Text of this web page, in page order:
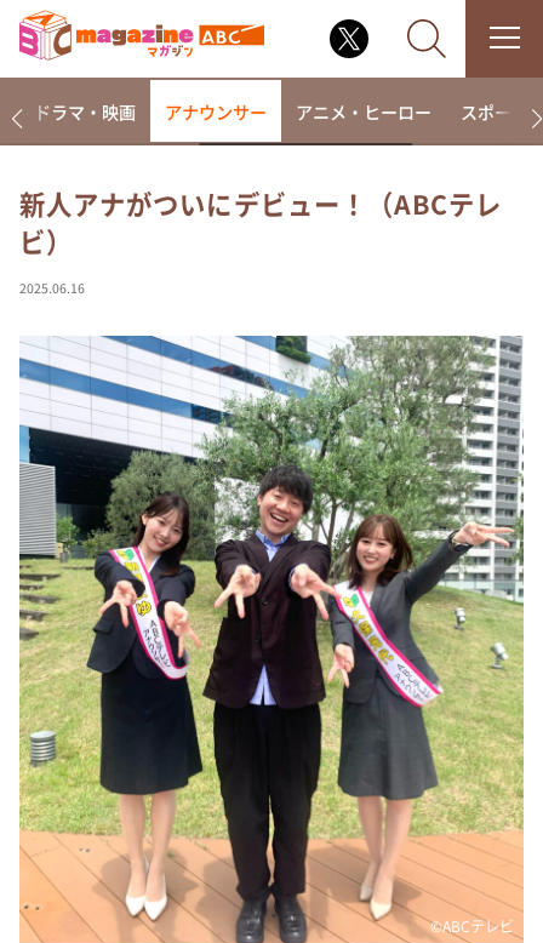
相席食堂
～人生密着トークバラエティ！～ やすとものいたっ
て真剣です
探偵！ナイトスクープ
news おかえり
河合＆A.B.C-Z塚田×福井アナ「なんでやねん！？」
（news おかえり）
DAIGOも台所 ～きょうの献立 何にする？～
本日はダイアンなり！シーズン２
朝だ！生です旅サラダ
教えて！ニュースライブ 正義のミカタ
ＬＩＦＥ～夢のカタチ～
新婚さんいらっしゃい！
ポツンと一軒家
ザキ山小屋本館
ぺこぱのまるスポ
アナ回覧板
ドラマ・映画 アナウンサー アニメ・ヒーロー スポーツ
新人アナがついにデビュー！（ABCテレ
ビ）
2025.06.16
©ABCテレビ